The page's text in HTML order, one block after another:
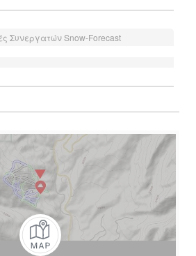
Συνεργατών Snow-Forecast